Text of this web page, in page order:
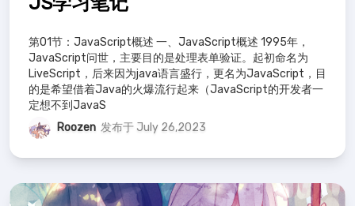
第01节：JavaScript概述 一、JavaScript概述 1995年，
JavaScript问世，主要目的是处理表单验证。起初命名为
LiveScript，后来因为java语言盛行，更名为JavaScript，目
的是希望借着Java的火爆流行起来（JavaScript的开发者一
定想不到JavaS
Roozen 发布于 July 26,2023